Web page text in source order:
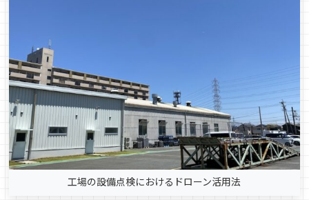
工場の設備点検におけるドローン活用法